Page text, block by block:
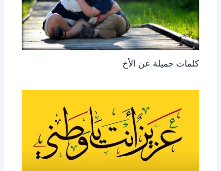
كلمات جميلة عن الأخ